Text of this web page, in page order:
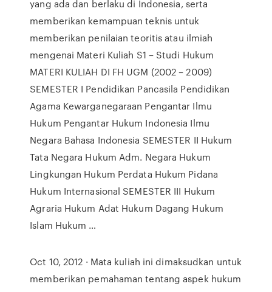
yang ada dan berlaku di Indonesia, serta
memberikan kemampuan teknis untuk
memberikan penilaian teoritis atau ilmiah
mengenai Materi Kuliah S1 – Studi Hukum
MATERI KULIAH DI FH UGM (2002 – 2009)
SEMESTER I Pendidikan Pancasila Pendidikan
Agama Kewarganegaraan Pengantar Ilmu
Hukum Pengantar Hukum Indonesia Ilmu
Negara Bahasa Indonesia SEMESTER II Hukum
Tata Negara Hukum Adm. Negara Hukum
Lingkungan Hukum Perdata Hukum Pidana
Hukum Internasional SEMESTER III Hukum
Agraria Hukum Adat Hukum Dagang Hukum
Islam Hukum …
Oct 10, 2012 · Mata kuliah ini dimaksudkan untuk
memberikan pemahaman tentang aspek hukum